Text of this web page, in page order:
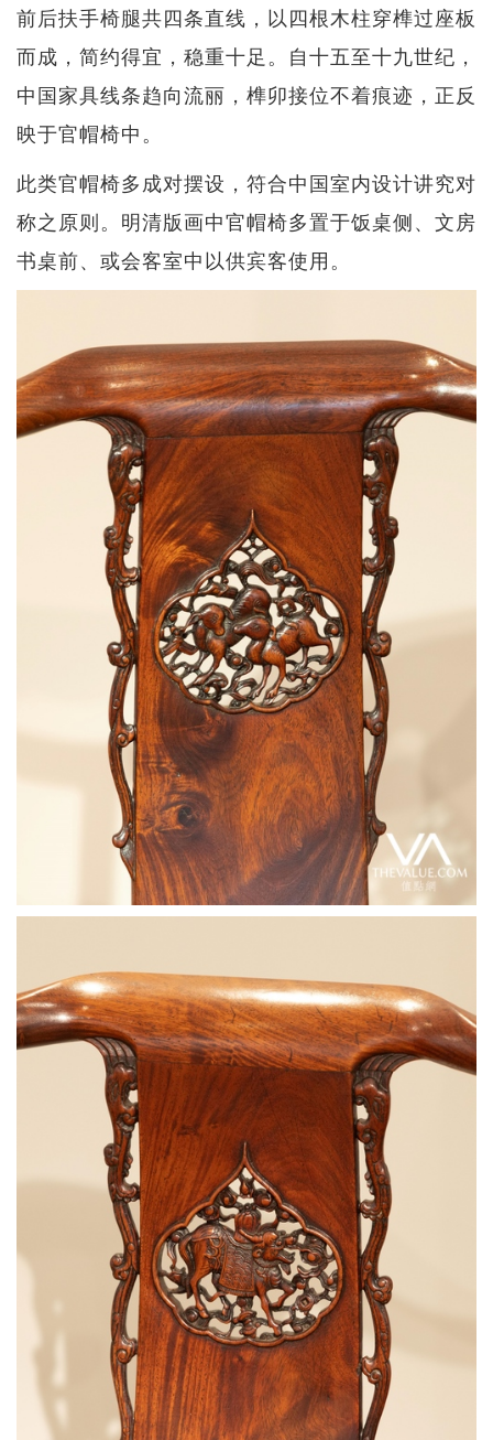
前后扶手椅腿共四条直线，以四根木柱穿榫过座板
而成，简约得宜，稳重十足。自十五至十九世纪，
中国家具线条趋向流丽，榫卯接位不着痕迹，正反
映于官帽椅中。
此类官帽椅多成对摆设，符合中国室内设计讲究对
称之原则。明清版画中官帽椅多置于饭桌侧、文房
书桌前、或会客室中以供宾客使用。